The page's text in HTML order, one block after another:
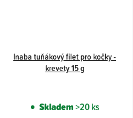
Inaba tuňákový filet pro kočky -
krevety 15 g
Skladem>20 ks